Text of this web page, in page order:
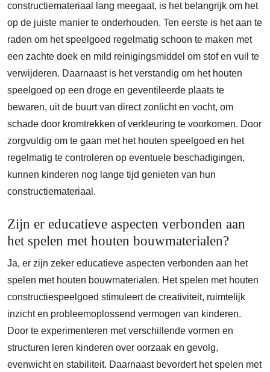
constructiemateriaal lang meegaat, is het belangrijk om het
op de juiste manier te onderhouden. Ten eerste is het aan te
raden om het speelgoed regelmatig schoon te maken met
een zachte doek en mild reinigingsmiddel om stof en vuil te
verwijderen. Daarnaast is het verstandig om het houten
speelgoed op een droge en geventileerde plaats te
bewaren, uit de buurt van direct zonlicht en vocht, om
schade door kromtrekken of verkleuring te voorkomen. Door
zorgvuldig om te gaan met het houten speelgoed en het
regelmatig te controleren op eventuele beschadigingen,
kunnen kinderen nog lange tijd genieten van hun
constructiemateriaal.
Zijn er educatieve aspecten verbonden aan
het spelen met houten bouwmaterialen?
Ja, er zijn zeker educatieve aspecten verbonden aan het
spelen met houten bouwmaterialen. Het spelen met houten
constructiespeelgoed stimuleert de creativiteit, ruimtelijk
inzicht en probleemoplossend vermogen van kinderen.
Door te experimenteren met verschillende vormen en
structuren leren kinderen over oorzaak en gevolg,
evenwicht en stabiliteit. Daarnaast bevordert het spelen met